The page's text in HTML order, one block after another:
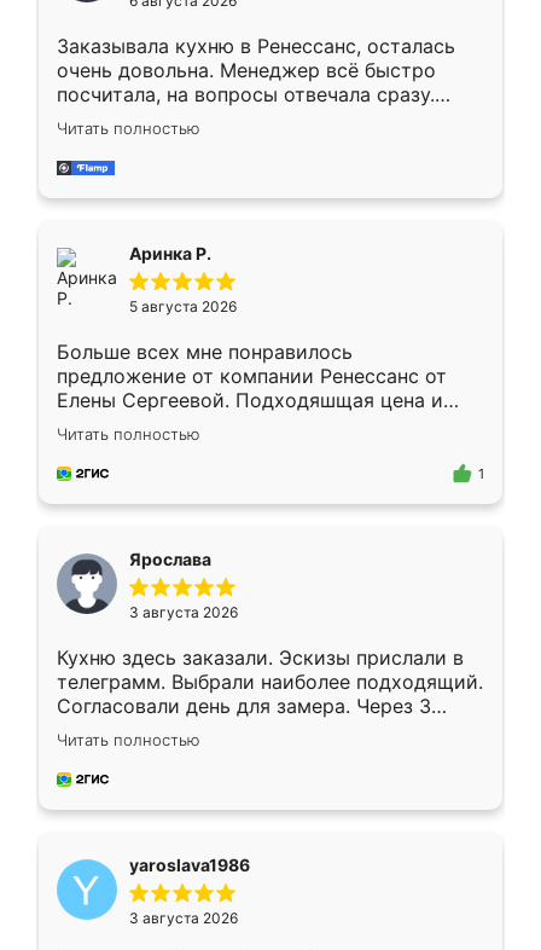
мебели буду заказывать только здесь.
Заказывала кухню в Ренессанс, осталась
очень довольна. Менеджер всё быстро
посчитала, на вопросы отвечала сразу.
Замерщик приехал в субботу, подошёл к
делу со всей ответственностью. Собрали
за день, ребята работали аккуратно, даже
Читать полностью
Аринка Р.
5 августа 2026
Больше всех мне понравилось
предложение от компании Ренессанс от
Елены Сергеевой. Подходяшщая цена и
короткие сроки изготовления. Приехавший
для замера сотрудник Владислав
предложил по моему эскизу самый
Читать полностью
1
Ярослава
3 августа 2026
Кухню здесь заказали. Эскизы прислали в
телеграмм. Выбрали наиболее подходящий.
Согласовали день для замера. Через 3
недели кухня была уже готова. Остались
довольны работой. Спасибо Ренессанс
мебель за качественную работу!
Читать полностью
yaroslava1986
3 августа 2026